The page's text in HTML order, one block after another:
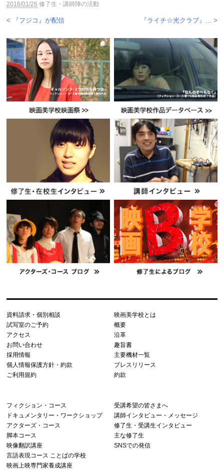
2016/01/26 修了生・講師陣の活動
< 『フジコ』が配信 『ライチ☆光クラブ』... >
資料請求・個別相談
試写室のご予約
アクセス
お問い合わせ
採用情報
個人情報保護方針・約款
ご利用規約
映画美学校とは
概要
沿革
趣旨書
主要機材一覧
プレスリリース
約款
フィクション・コース
ドキュメンタリー・ワークショップ
アクターズ・コース
脚本コース
映像翻訳講座
言語表現コース ことばの学校
映画上映専門家養成講座
受講希望の皆さまへ
講師インタビュー・メッセージ
修了生・受講生インタビュー
主な修了生
SNSでの発信